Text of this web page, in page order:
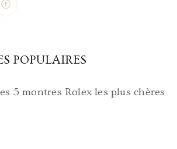
POPULAIRES
5 montres Rolex les plus chères